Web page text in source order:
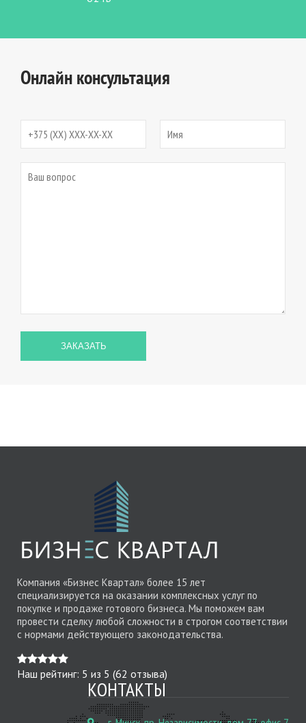
Онлайн консультация
Компания «Бизнес Квартал» более 15 лет
специализируется на оказании комплексных услуг по
покупке и продаже готового бизнеса. Мы поможем вам
провести сделку любой сложности в строгом соответствии
с нормами действующего законодательства.
Наш рейтинг: 5 из 5 (62 отзыва)
КОНТАКТЫ